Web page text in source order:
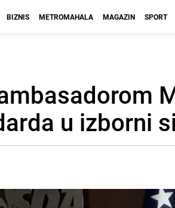
BIZNIS METROMAHALA MAGAZIN SPORT
u izborni